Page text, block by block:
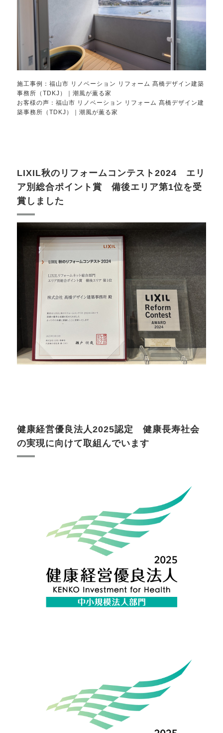
施工事例：福山市 リノベーション リフォーム 髙橋デザイン建築
事務所（TDKJ）｜潮風が薫る家
お客様の声：福山市 リノベーション リフォーム 髙橋デザイン建
築事務所（TDKJ）｜潮風が薫る家
LIXIL秋のリフォームコンテスト2024 エリ
ア別総合ポイント賞 備後エリア第1位を受
賞しました
健康経営優良法人2025認定 健康長寿社会
の実現に向けて取組んでいます